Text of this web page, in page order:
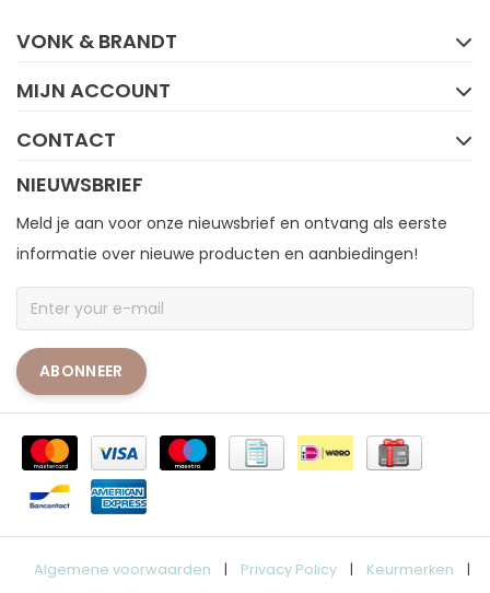
VONK & BRANDT
MIJN ACCOUNT
CONTACT
NIEUWSBRIEF
Meld je aan voor onze nieuwsbrief en ontvang als eerste
informatie over nieuwe producten en aanbiedingen!
ABONNEER
Algemene voorwaarden | Privacy Policy | Keurmerken
|